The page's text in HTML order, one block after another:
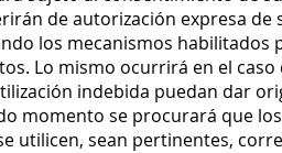
de autorización expresa de
los mecanismos habilitados
Lo mismo ocurrirá en el
indebida puedan dar
momento se procurará que
utilicen, sean pertinentes,